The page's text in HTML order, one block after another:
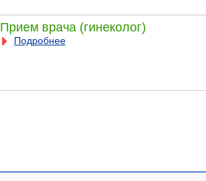
Прием врача (гинеколог)
Подробнее